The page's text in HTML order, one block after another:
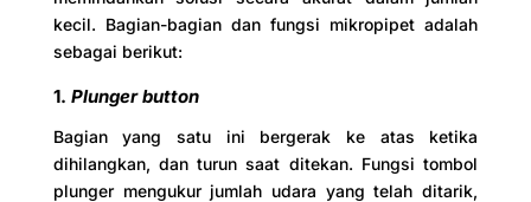
kecil. Bagian-bagian dan fungsi mikropipet adalah
sebagai berikut:
1. Plunger button
Bagian yang satu ini bergerak ke atas ketika
dihilangkan, dan turun saat ditekan. Fungsi tombol
plunger mengukur jumlah udara yang telah ditarik,